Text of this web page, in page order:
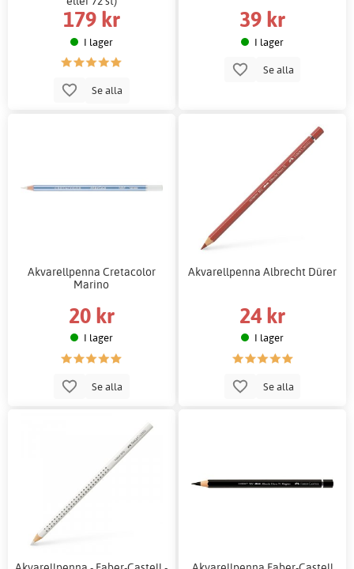
179 kr
I lager
Se alla
39 kr
I lager
Se alla
Akvarellpenna Cretacolor
Marino
20 kr
I lager
Se alla
Akvarellpenna Albrecht Dürer
24 kr
I lager
Se alla